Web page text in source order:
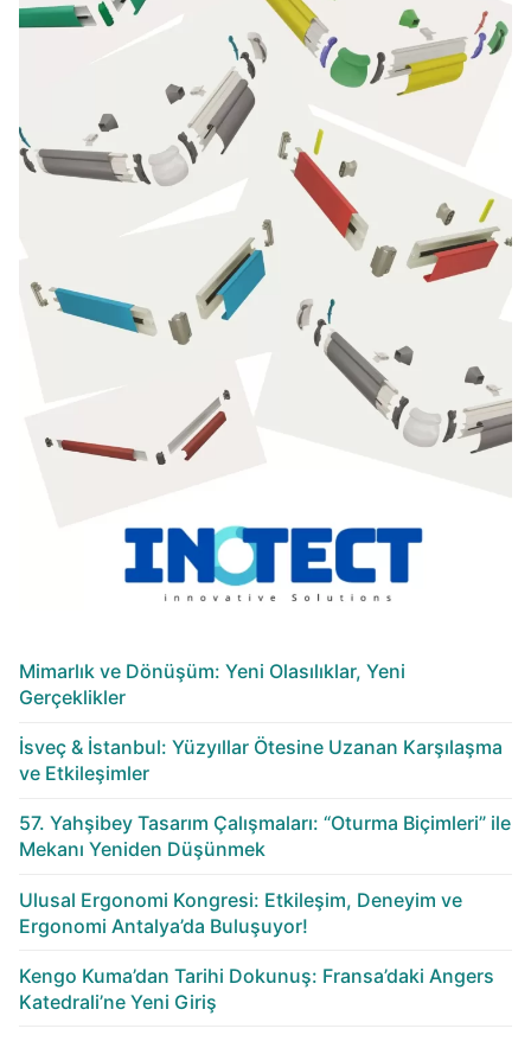
Mimarlık ve Dönüşüm: Yeni Olasılıklar, Yeni
Gerçeklikler
İsveç & İstanbul: Yüzyıllar Ötesine Uzanan Karşılaşma
ve Etkileşimler
57. Yahşibey Tasarım Çalışmaları: “Oturma Biçimleri” ile
Mekanı Yeniden Düşünmek
Ulusal Ergonomi Kongresi: Etkileşim, Deneyim ve
Ergonomi Antalya’da Buluşuyor!
Kengo Kuma’dan Tarihi Dokunuş: Fransa’daki Angers
Katedrali’ne Yeni Giriş